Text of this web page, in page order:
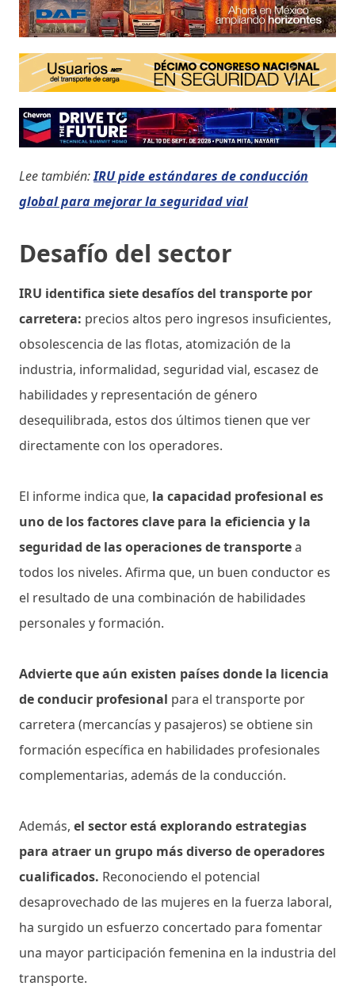
Lee también:IRU pide estándares de conducción
global para mejorar la seguridad vial
Desafío del sector
IRU identifica siete desafíos del transporte por
carretera: precios altos pero ingresos insuficientes,
obsolescencia de las flotas, atomización de la
industria, informalidad, seguridad vial, escasez de
habilidades y representación de género
desequilibrada, estos dos últimos tienen que ver
directamente con los operadores.
El informe indica que, la capacidad profesional es
uno de los factores clave para la eficiencia y la
seguridad de las operaciones de transportea
todos los niveles. Afirma que, un buen conductor es
el resultado de una combinación de habilidades
personales y formación.
Advierte que aún existen países donde la licencia
de conducir profesional para el transporte por
carretera (mercancías y pasajeros) se obtiene sin
formación específica en habilidades profesionales
complementarias, además de la conducción.
Además, el sector está explorando estrategias
para atraer un grupo más diverso de operadores
cualificados. Reconociendo el potencial
desaprovechado de las mujeres en la fuerza laboral,
ha surgido un esfuerzo concertado para fomentar
una mayor participación femenina en la industria del
transporte.